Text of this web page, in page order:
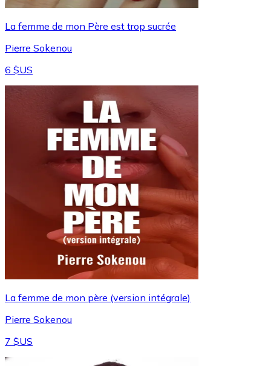
La femme de mon Père est trop sucrée
Pierre Sokenou
6 $US
La femme de mon père (version intégrale)
Pierre Sokenou
7 $US